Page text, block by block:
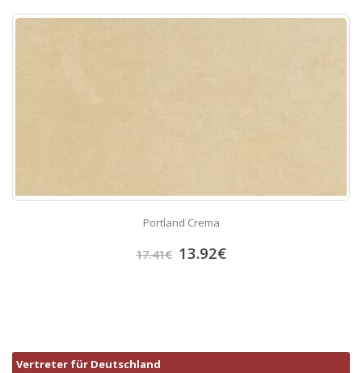
Portland Crema
17.41€ 13.92€
Vertreter für Deutschland